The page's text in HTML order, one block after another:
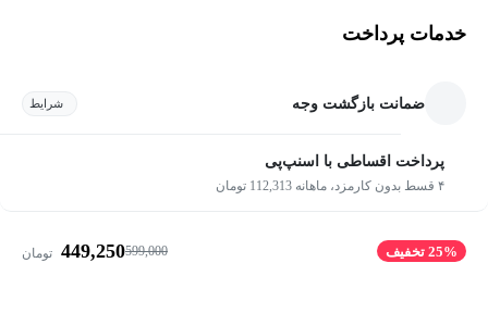
خدمات پرداخت
ضمانت بازگشت وجه شرایط
پرداخت اقساطی با اسنپ‌پی
۴ قسط بدون کارمزد، ماهانه 112,313 تومان
25% تخفیف 599,000
449,250 تومان